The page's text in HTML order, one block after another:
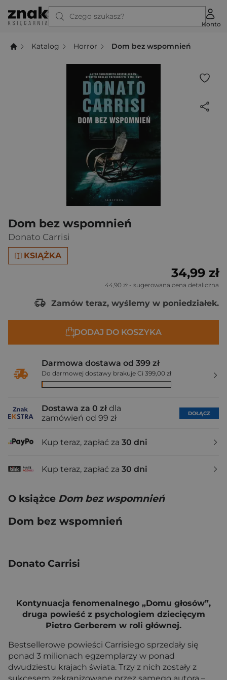
Czego szukasz?
Konto
Katalog Horror Dom bez wspomnień
Dom bez wspomnień
Donato Carrisi
KSIĄŻKA
34,99 zł
44,90 zł - sugerowana cena detaliczna
Zamów teraz, wyślemy w poniedziałek.
DODAJ DO KOSZYKA
Darmowa dostawa od 399 zł
Do darmowej dostawy brakuje Ci 399,00 zł
Dostawa za 0 zł dla
zamówień od 99 zł
DOŁĄCZ
Kup teraz, zapłać za 30 dni
Kup teraz, zapłać za 30 dni
O książce Dom bez wspomnień
Dom bez wspomnień
Donato Carrisi
Kontynuacja fenomenalnego „Domu głosów”,
druga powieść z psychologiem dziecięcym
Pietro Gerberem w roli głównej.
Bestsellerowe powieści Carrisiego sprzedały się
ponad 3 milionach egzemplarzy w ponad
dwudziestu krajach świata. Trzy z nich zostały z
sukcesem zekranizowane przez samego autora –